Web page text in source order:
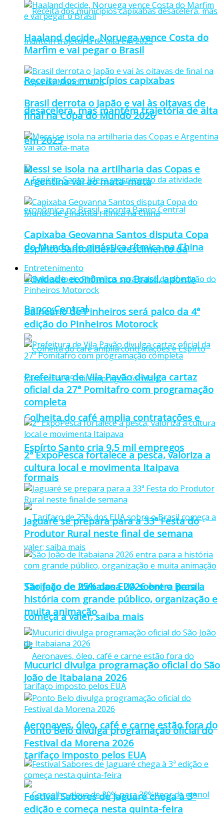
Receita dos municípios capixabas
desacelera, mas mantém trajetória de alta
em 2025
Espírito Santo lidera crescimento da
atividade econômica no Brasil, aponta
Banco Central
Colheita do café amplia contratações e
Espírto Santo cria 9,5 mil empregos
formais
Tarifaço de 25% dos EUA sobre o Brasil
começa a valer; saiba mais
Aeronaves, óleo, café e carne estão fora do
tarifaço imposto pelos EUA
Haaland decide, Noruega vence Costa do
Marfim e vai pegar o Brasil
Brasil derrota o Japão e vai às oitavas de
final na Copa do Mundo 2026
Messi se isola na artilharia das Copas e
Argentina vai ao mata-mata
Capixaba Geovanna Santos disputa Copa
do Mundo de ginástica rítmica na China
Entretenimento
Balneário de Pinheiros será palco da 4ª
edição do Pinheiros Motorock
Prefeitura de Vila Pavão divulga cartaz
oficial da 27ª Pomitafro com programação
completa
2ª ExpoPesca fortalece a pesca, valoriza a
cultura local e movimenta Itaipava
Jaguaré se prepara para a 33ª Festa do
Produtor Rural neste final de semana
São João de Itabaiana 2026 entra para a
história com grande público, organização e
muita animação
Mucurici divulga programação oficial do São
João de Itabaiana 2026
Ponto Belo divulga programação oficial do
Festival da Morena 2026
Festival Sabores de Jaguaré chega à 3ª
edição e começa nesta quinta-feira